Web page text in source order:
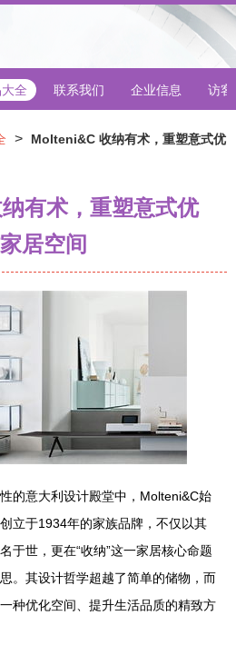
全 联系我们 企业信息 访客
>
Molteni&C 收纳有术，重塑意式优
有术，重塑意式优
居空间
的意大利设计殿堂中，Molteni&C始
立于1934年的家族品牌，不仅以其
于世，更在“收纳”这一家居核心命题
。其设计哲学超越了简单的储物，而
种优化空间、提升生活品质的精致方